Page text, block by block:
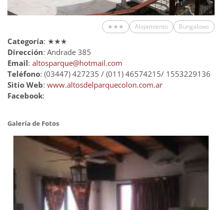
★★★ Alojamiento Bungalows
Categoría: ★★★
Dirección: Andrade 385
Email: altosparque@hotmail.com
Teléfono: (03447) 427235 / (011) 46574215/ 1553229136
Sitio Web: www.altosdelparquecolon.com.ar
Facebook:
Galería de Fotos